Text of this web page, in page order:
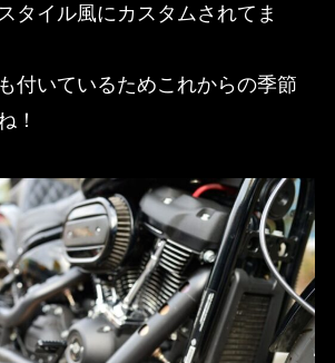
タイル風にカスタムされてま
付いているためこれからの季節
！